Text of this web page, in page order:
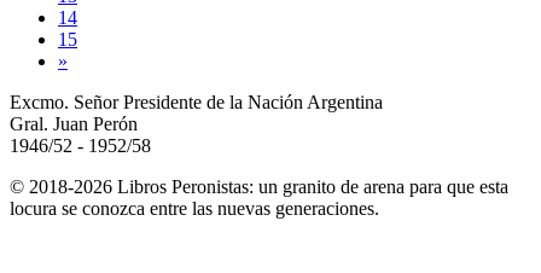
14
15
»
Excmo. Señor Presidente de la Nación Argentina
Gral. Juan Perón
1946/52 - 1952/58
© 2018-2026 Libros Peronistas: un granito de arena para que esta
locura se conozca entre las nuevas generaciones.